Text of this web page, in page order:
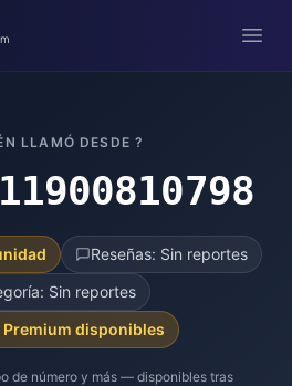
LLAMÓ DESDE ?
Reseñas: Sin reportes
Sin reportes
Premium disponibles
de número y más — disponibles tras